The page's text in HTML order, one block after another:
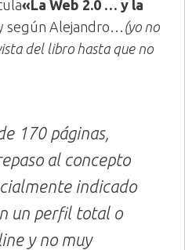
«La Web 2.0 … y la
según Alejandro… (yo no
del libro hasta que no
170 páginas,
al concepto
indicado
un perfil total o
y no muy